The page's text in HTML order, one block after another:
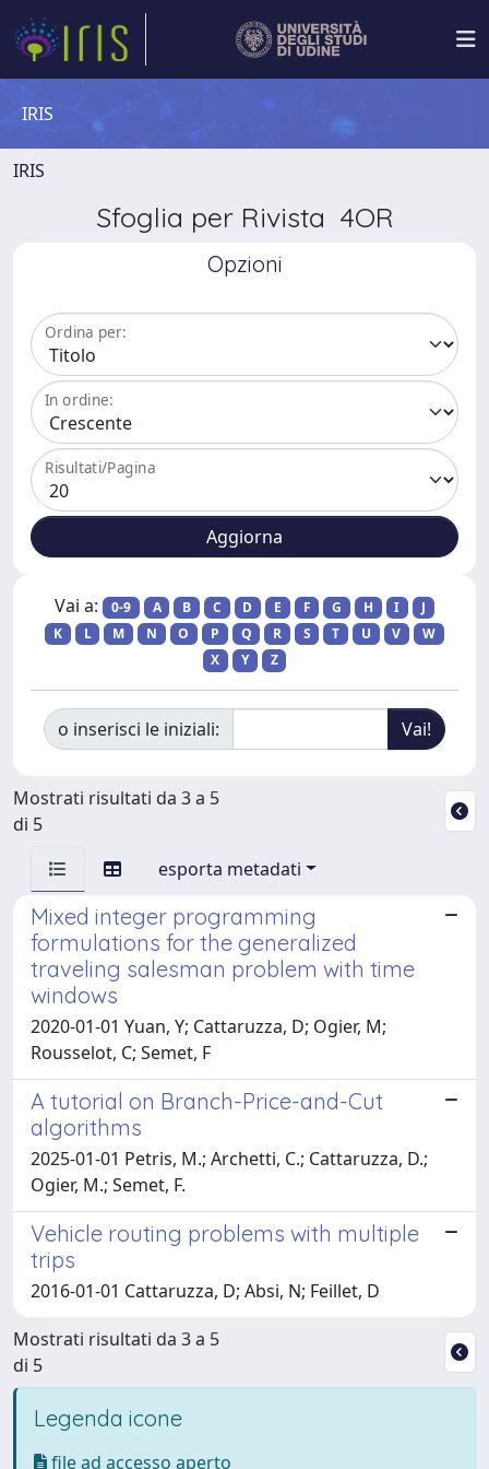
IRIS
IRIS
Sfoglia per Rivista 4OR
Opzioni
Ordina per:
In ordine:
Risultati/Pagina
Vai a: 0-9 A B C D E F G H I
J
K
L M N O P Q R S T U V
W
X
Y Z
o inserisci le iniziali:
Mostrati risultati da 3 a 5
di 5
esporta metadati
Mixed integer programming
formulations for the generalized
traveling salesman problem with time
windows
2020-01-01 Yuan, Y; Cattaruzza, D; Ogier, M;
Rousselot, C; Semet, F
A tutorial on Branch-Price-and-Cut
algorithms
2025-01-01 Petris, M.; Archetti, C.; Cattaruzza, D.;
Ogier, M.; Semet, F.
Vehicle routing problems with multiple
trips
2016-01-01 Cattaruzza, D; Absi, N; Feillet, D
Mostrati risultati da 3 a 5
di 5
Legenda icone
file ad accesso aperto